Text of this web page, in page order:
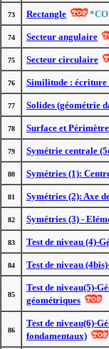
73 Rectangle
74 Secteur angulaire
75 Secteur circulaire
76 Similitude : écriture
77 Solides (géométrie
78 Surface et
79 Symétrie centrale
80 Symétries (1):
81 Symétries (2): Axe
82 Symétries (3) -
83 Test de niveau (4)-
84 Test de niveau
85
Test de niveau(5)-
géométriques
86
Test de niveau(6)-
fondamentaux)